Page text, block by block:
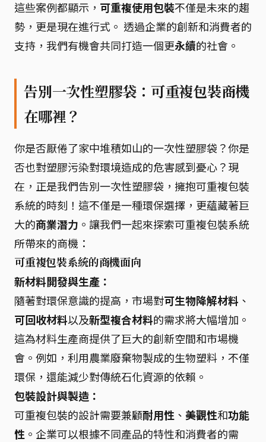
這些案例都顯示， 可重複使用包裝不僅是未來的趨
勢，更是現在進行式。 透過企業的創新和消費者的
支持，我們有機會共同打造一個更永續的社會。
告別一次性塑膠袋：可重複包裝商機
在哪裡？
你是否厭倦了家中堆積如山的一次性塑膠袋？你是
否也對塑膠污染對環境造成的危害感到憂心？現
在，正是我們告別一次性塑膠袋，擁抱可重複包裝
系統的時刻！這不僅是一種環保選擇，更蘊藏著巨
大的商業潛力 。讓我們一起來探索可重複包裝系統
所帶來的商機：
可重複包裝系統的商機面向
新材料開發與生產：
隨著對環保意識的提高，市場對可生物降解材料 、
可回收材料以及新型複合材料的需求將大幅增加。
這為材料生產商提供了巨大的創新空間和市場機
會。例如，利用農業廢棄物製成的生物塑料，不僅
環保，還能減少對傳統石化資源的依賴。
包裝設計與製造：
可重複包裝的設計需要兼顧耐用性 、 美觀性和功能
性 。企業可以根據不同產品的特性和消費者的需